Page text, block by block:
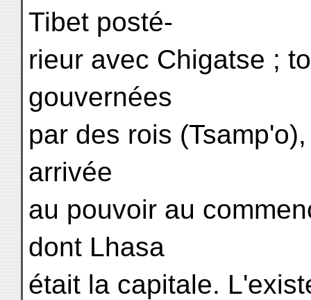
Tibet posté-
rieur avec Chigatse ;
gouvernées
par des rois
arrivée
au pouvoir au
dont Lhasa
était la capitale.